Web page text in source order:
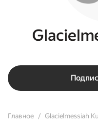
Главное Glacielmessiah